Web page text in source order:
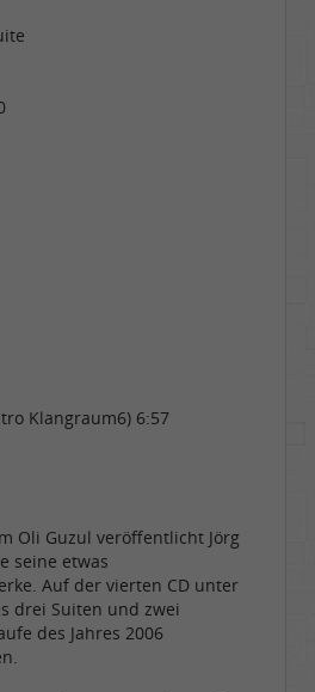
Klangraum6) 6:57
Oli Guzul veröffentlicht Jörg
seine etwas
Auf der vierten CD unter
drei Suiten und zwei
des Jahres 2006